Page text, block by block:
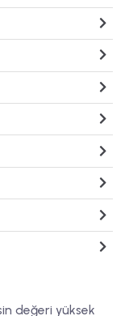
değeri yüksek